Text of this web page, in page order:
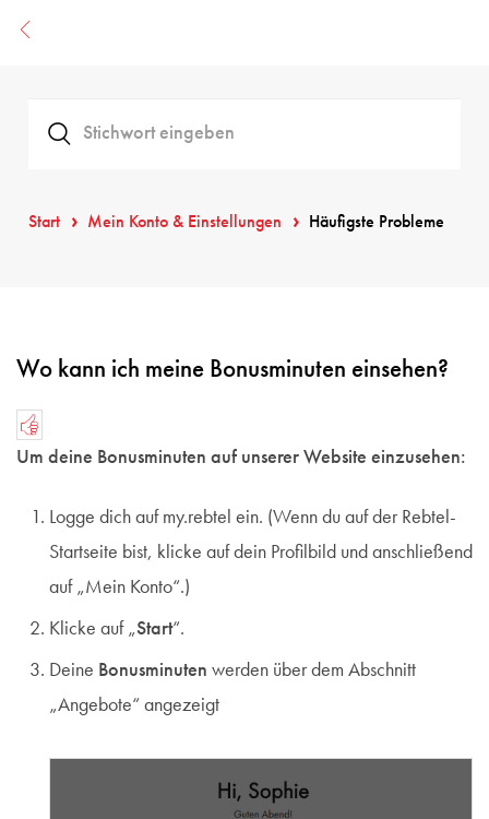
Start Mein Konto & Einstellungen Häufigste Probleme
Wo kann ich meine Bonusminuten einsehen?
Um deine Bonusminuten auf unserer Website einzusehen:
Logge dich auf my.rebtel ein. (Wenn du auf der Rebtel-
Startseite bist, klicke auf dein Profilbild und anschließend
auf „Mein Konto“.)
Klicke auf „Start“.
Deine Bonusminuten werden über dem Abschnitt
„Angebote“ angezeigt